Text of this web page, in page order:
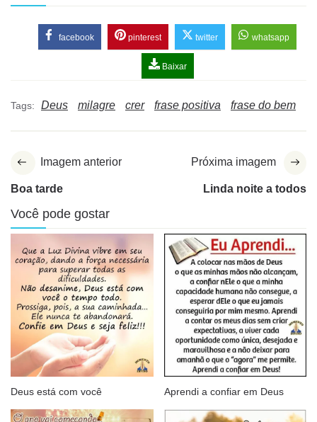
facebook pinterest twitter whatsapp
Baixar
Tags: Deus milagre crer frase positiva frase do bem
Imagem anterior
Boa tarde
Próxima imagem
Linda noite a todos
Você pode gostar
Deus está com você Aprendi a confiar em Deus